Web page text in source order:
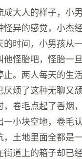
成大人的样子，小
异的感觉，小杰
时间，小男孩从
怪胎吧，怪胎一
。两人每天的生
烦了这种无聊又颓
卷毛点起了香烟
小块空地，卷毛
土地里面全都是
道上的箱子却已